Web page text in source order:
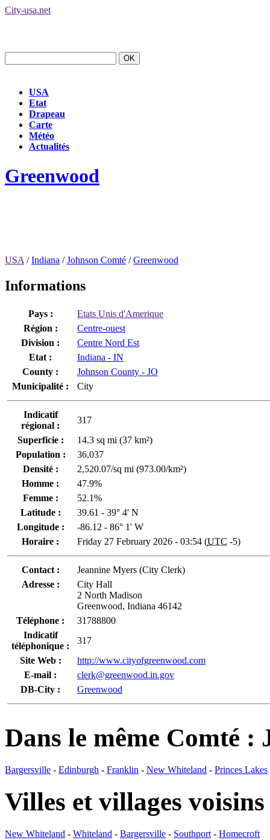
City-usa.net
USA
Etat
Drapeau
Carte
Météo
Actualités
Greenwood
USA /Indiana /Johnson Comté /Greenwood
Informations
Pays :
Etats Unis d'Amerique
Région :
Centre-ouest
Division :
Centre Nord Est
Etat :
Indiana - IN
County :
Johnson County - JO
Municipalité :
City
Indicatif
régional :
317
Superficie :
14.3 sq mi (37 km²)
Population :
36,037
Densité :
2,520.07/sq mi (973.00/km²)
Homme :
47.9%
Femme :
52.1%
Latitude :
39.61 - 39° 4' N
Longitude :
-86.12 - 86° 1' W
Horaire :
Friday 27 February 2026 - 03:54 (UTC -5)
Contact :
Jeannine Myers (City Clerk)
Adresse :
City Hall
2 North Madison
Greenwood, Indiana 46142
Téléphone :
31788800
Indicatif
téléphonique :
317
Site Web :
http://www.cityofgreenwood.com
E-mail :
clerk@greenwood.in.gov
DB-City :
Greenwood
Dans le même Comté :
Bargersville - Edinburgh - Franklin - New Whiteland - Princes Lakes
Villes et villages voisins
New Whiteland - Whiteland - Bargersville - Southport - Homecroft